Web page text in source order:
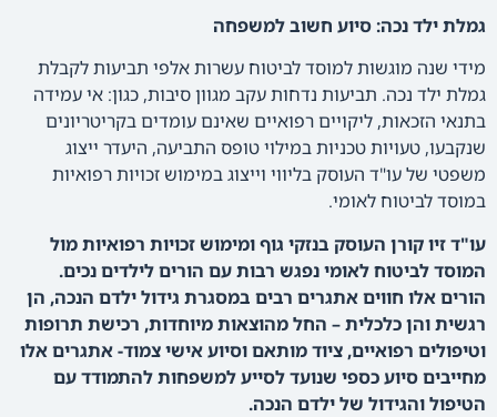
גמלת ילד נכה: סיוע חשוב למשפחה
מידי שנה מוגשות למוסד לביטוח עשרות אלפי תביעות לקבלת
גמלת ילד נכה. תביעות נדחות עקב מגוון סיבות, כגון: אי עמידה
בתנאי הזכאות, ליקויים רפואיים שאינם עומדים בקריטריונים
שנקבעו, טעויות טכניות במילוי טופס התביעה, היעדר ייצוג
משפטי של עו"ד העוסק בליווי וייצוג במימוש זכויות רפואיות
במוסד לביטוח לאומי.
עו"ד זיו קורן העוסק בנזקי גוף ומימוש זכויות רפואיות מול
המוסד לביטוח לאומי נפגש רבות עם הורים לילדים נכים.
הורים אלו חווים אתגרים רבים במסגרת גידול ילדם הנכה, הן
רגשית והן כלכלית – החל מהוצאות מיוחדות, רכישת תרופות
וטיפולים רפואיים, ציוד מותאם וסיוע אישי צמוד- אתגרים אלו
מחייבים סיוע כספי שנועד לסייע למשפחות להתמודד עם
הטיפול והגידול של ילדם הנכה.